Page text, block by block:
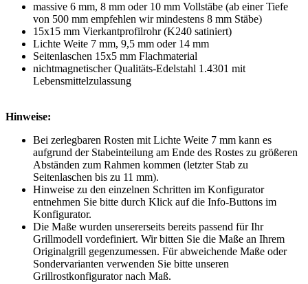
massive 6 mm, 8 mm oder 10 mm Vollstäbe (ab einer Tiefe
von 500 mm empfehlen wir mindestens 8 mm Stäbe)
15x15 mm Vierkantprofilrohr (K240 satiniert)
Lichte Weite 7 mm, 9,5 mm oder 14 mm
Seitenlaschen 15x5 mm Flachmaterial
nichtmagnetischer Qualitäts-Edelstahl 1.4301 mit
Lebensmittelzulassung
Hinweise:
Bei zerlegbaren Rosten mit Lichte Weite 7 mm kann es
aufgrund der Stabeinteilung am Ende des Rostes zu größeren
Abständen zum Rahmen kommen (letzter Stab zu
Seitenlaschen bis zu 11 mm).
Hinweise zu den einzelnen Schritten im Konfigurator
entnehmen Sie bitte durch Klick auf die Info-Buttons im
Konfigurator.
Die Maße wurden unsererseits bereits passend für Ihr
Grillmodell vordefiniert. Wir bitten Sie die Maße an Ihrem
Originalgrill gegenzumessen. Für abweichende Maße oder
Sondervarianten verwenden Sie bitte unseren
Grillrostkonfigurator nach Maß.